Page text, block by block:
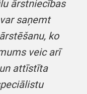
ārstniecības
saņemt
ko
veic arī
attīstīta